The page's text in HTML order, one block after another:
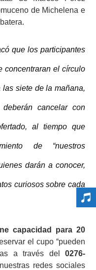
de Michelena e
que los participantes
concentraran el círculo
siete de la mañana,
cancelar con
al tiempo que
de “nuestros
darán a conocer,
curiosos sobre cada
capacidad para 20
el cupo “pueden
a través del 0276-
redes sociales